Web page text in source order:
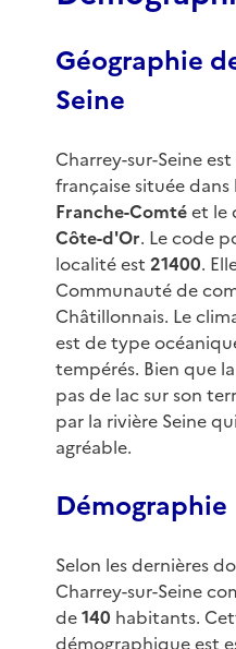
Géographie
Seine
Charrey-sur-Seine
française située dans
Franche-Comtéet le
Côte-d'Or. Le code
localité est 21400.
Communauté de
Châtillonnais. Le
est de type
tempérés. Bien que
pas de lac sur son
par la rivière Seine
agréable.
Démographie
Selon les dernières
Charrey-sur-Seine
de140 habitants.